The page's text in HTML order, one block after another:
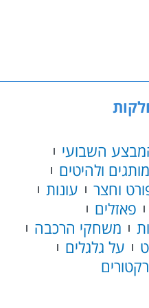
השבועי
מותגים ולהיטים
וחצר
עונות
פאזלים
משחקי הרכבה
על גלגלים